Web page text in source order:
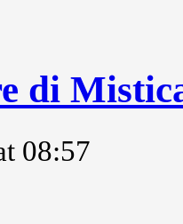
di
08:57